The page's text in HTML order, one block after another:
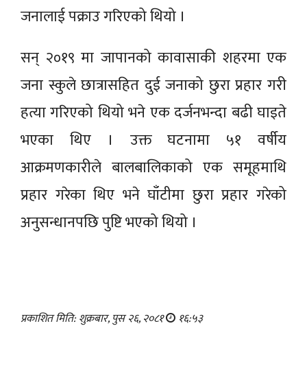
जनालाई पक्राउ गरिएको थियो ।
सन् २०१९ मा जापानको कावासाकी शहरमा एक
जना स्कुले छात्रासहित दुई जनाको छुरा प्रहार गरी
हत्या गरिएको थियो भने एक दर्जनभन्दा बढी घाइते
भएका थिए । उक्त घटनामा ५१ वर्षीय
आक्रमणकारीले बालबालिकाको एक समूहमाथि
प्रहार गरेका थिए भने घाँटीमा छुरा प्रहार गरेको
अनुसन्धानपछि पुष्टि भएको थियो ।
प्रकाशित मिति: शुक्रबार, पुस २६, २०८१ १६:५३